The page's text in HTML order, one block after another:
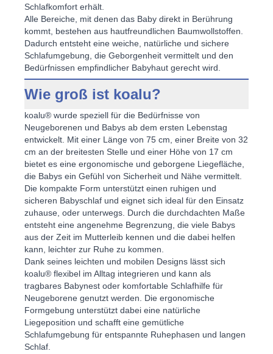
Schlafkomfort erhält.
Alle Bereiche, mit denen das Baby direkt in Berührung
kommt, bestehen aus hautfreundlichen Baumwollstoffen.
Dadurch entsteht eine weiche, natürliche und sichere
Schlafumgebung, die Geborgenheit vermittelt und den
Bedürfnissen empfindlicher Babyhaut gerecht wird.
Wie groß ist koalu?
koalu® wurde speziell für die Bedürfnisse von
Neugeborenen und Babys ab dem ersten Lebenstag
entwickelt. Mit einer Länge von 75 cm, einer Breite von 32
cm an der breitesten Stelle und einer Höhe von 17 cm
bietet es eine ergonomische und geborgene Liegefläche,
die Babys ein Gefühl von Sicherheit und Nähe vermittelt.
Die kompakte Form unterstützt einen ruhigen und
sicheren Babyschlaf und eignet sich ideal für den Einsatz
zuhause, oder unterwegs. Durch die durchdachten Maße
entsteht eine angenehme Begrenzung, die viele Babys
aus der Zeit im Mutterleib kennen und die dabei helfen
kann, leichter zur Ruhe zu kommen.
Dank seines leichten und mobilen Designs lässt sich
koalu® flexibel im Alltag integrieren und kann als
tragbares Babynest oder komfortable Schlafhilfe für
Neugeborene genutzt werden. Die ergonomische
Formgebung unterstützt dabei eine natürliche
Liegeposition und schafft eine gemütliche
Schlafumgebung für entspannte Ruhephasen und langen
Schlaf.